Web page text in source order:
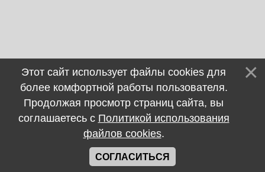
Этот сайт использует файлы cookies для
более комфортной работы пользователя.
Продолжая просмотр страниц сайта, вы
соглашаетесь с Политикой использования
файлов cookies.
СОГЛАСИТЬСЯ